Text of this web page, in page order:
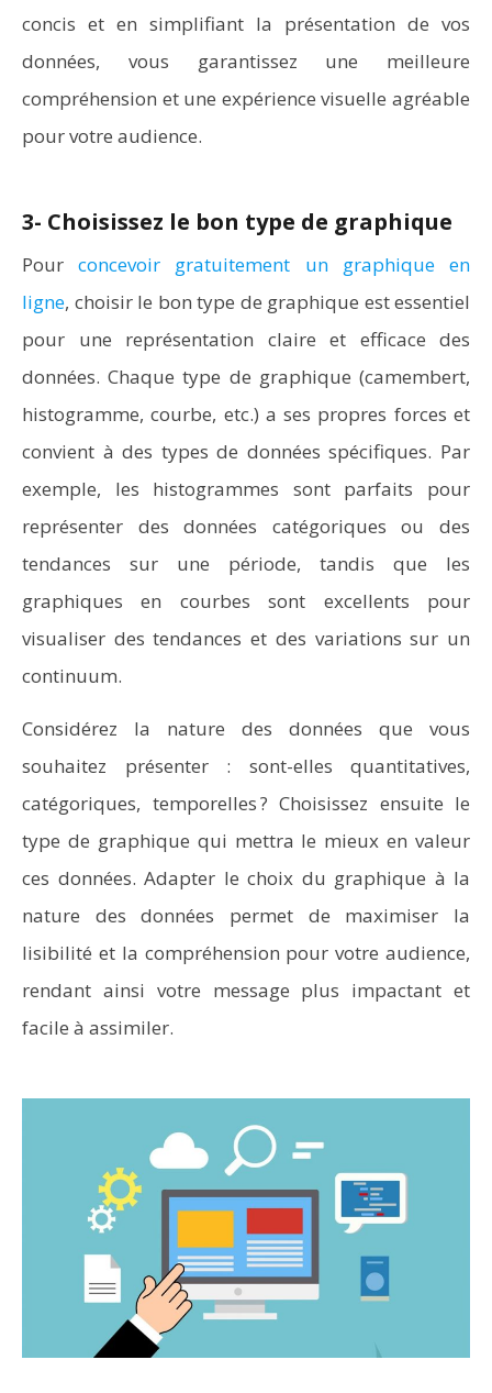
concis et en simplifiant la présentation de vos
données, vous garantissez une meilleure
compréhension et une expérience visuelle agréable
pour votre audience.
3- Choisissez le bon type de graphique
Pourconcevoir gratuitement un graphique en
ligne, choisir le bon type de graphique est essentiel
pour une représentation claire et efficace des
données. Chaque type de graphique (camembert,
histogramme, courbe, etc.) a ses propres forces et
convient à des types de données spécifiques. Par
exemple, les histogrammes sont parfaits pour
représenter des données catégoriques ou des
tendances sur une période, tandis que les
graphiques en courbes sont excellents pour
visualiser des tendances et des variations sur un
continuum.
Considérez la nature des données que vous
souhaitez présenter : sont-elles quantitatives,
catégoriques, temporelles ? Choisissez ensuite le
type de graphique qui mettra le mieux en valeur
ces données. Adapter le choix du graphique à la
nature des données permet de maximiser la
lisibilité et la compréhension pour votre audience,
rendant ainsi votre message plus impactant et
facile à assimiler.